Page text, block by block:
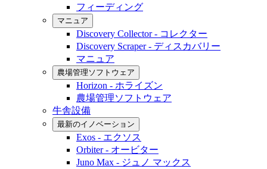
フィーディング
マニュア
Discovery Collector - コレクター
Discovery Scraper - ディスカバリー
マニュア
農場管理ソフトウェア
Horizon - ホライズン
農場管理ソフトウェア
牛舎設備
最新のイノベーション
Exos - エクソス
Orbiter - オービター
Juno Max - ジュノ マックス